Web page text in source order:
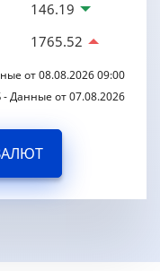
146.19
1765.52
от 08.08.2026 09:00
- Данные от 07.08.2026